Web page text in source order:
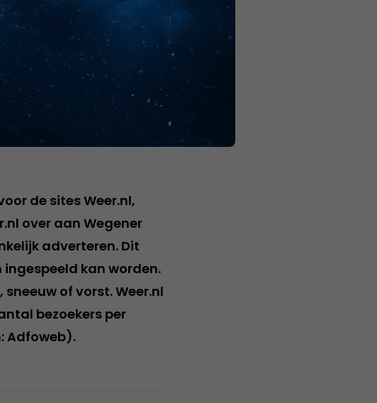
de sites Weer.nl,
over aan Wegener
adverteren. Dit
kan worden.
of vorst. Weer.nl
bezoekers per
Adfoweb).